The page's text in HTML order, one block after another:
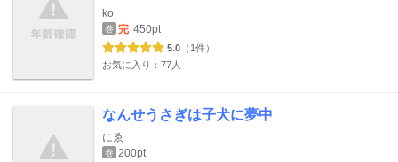
ko
巻 完 450pt
5.0 （1件）
お気に入り：77人
なんせうさぎは子犬に夢中
にゑ
巻 200pt